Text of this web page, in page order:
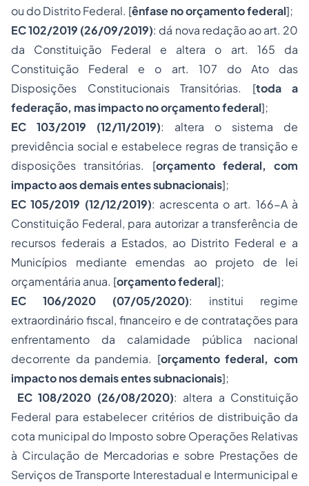
ou do Distrito Federal. [ênfase no orçamento federal];
EC 102/2019 (26/09/2019): dá nova redação ao art. 20
da Constituição Federal e altera o art. 165 da
Constituição Federal e o art. 107 do Ato das
Disposições Constitucionais Transitórias. [toda a
federação, mas impacto no orçamento federal];
EC 103/2019 (12/11/2019): altera o sistema de
previdência social e estabelece regras de transição e
disposições transitórias. [orçamento federal, com
impacto aos demais entes subnacionais];
EC 105/2019 (12/12/2019): acrescenta o art. 166-A à
Constituição Federal, para autorizar a transferência de
recursos federais a Estados, ao Distrito Federal e a
Municípios mediante emendas ao projeto de lei
orçamentária anua. [orçamento federal];
EC 106/2020 (07/05/2020): institui regime
extraordinário fiscal, financeiro e de contratações para
enfrentamento da calamidade pública nacional
decorrente da pandemia. [orçamento federal, com
impacto nos demais entes subnacionais];
EC 108/2020 (26/08/2020): altera a Constituição
Federal para estabelecer critérios de distribuição da
cota municipal do Imposto sobre Operações Relativas
à Circulação de Mercadorias e sobre Prestações de
Serviços de Transporte Interestadual e Intermunicipal e